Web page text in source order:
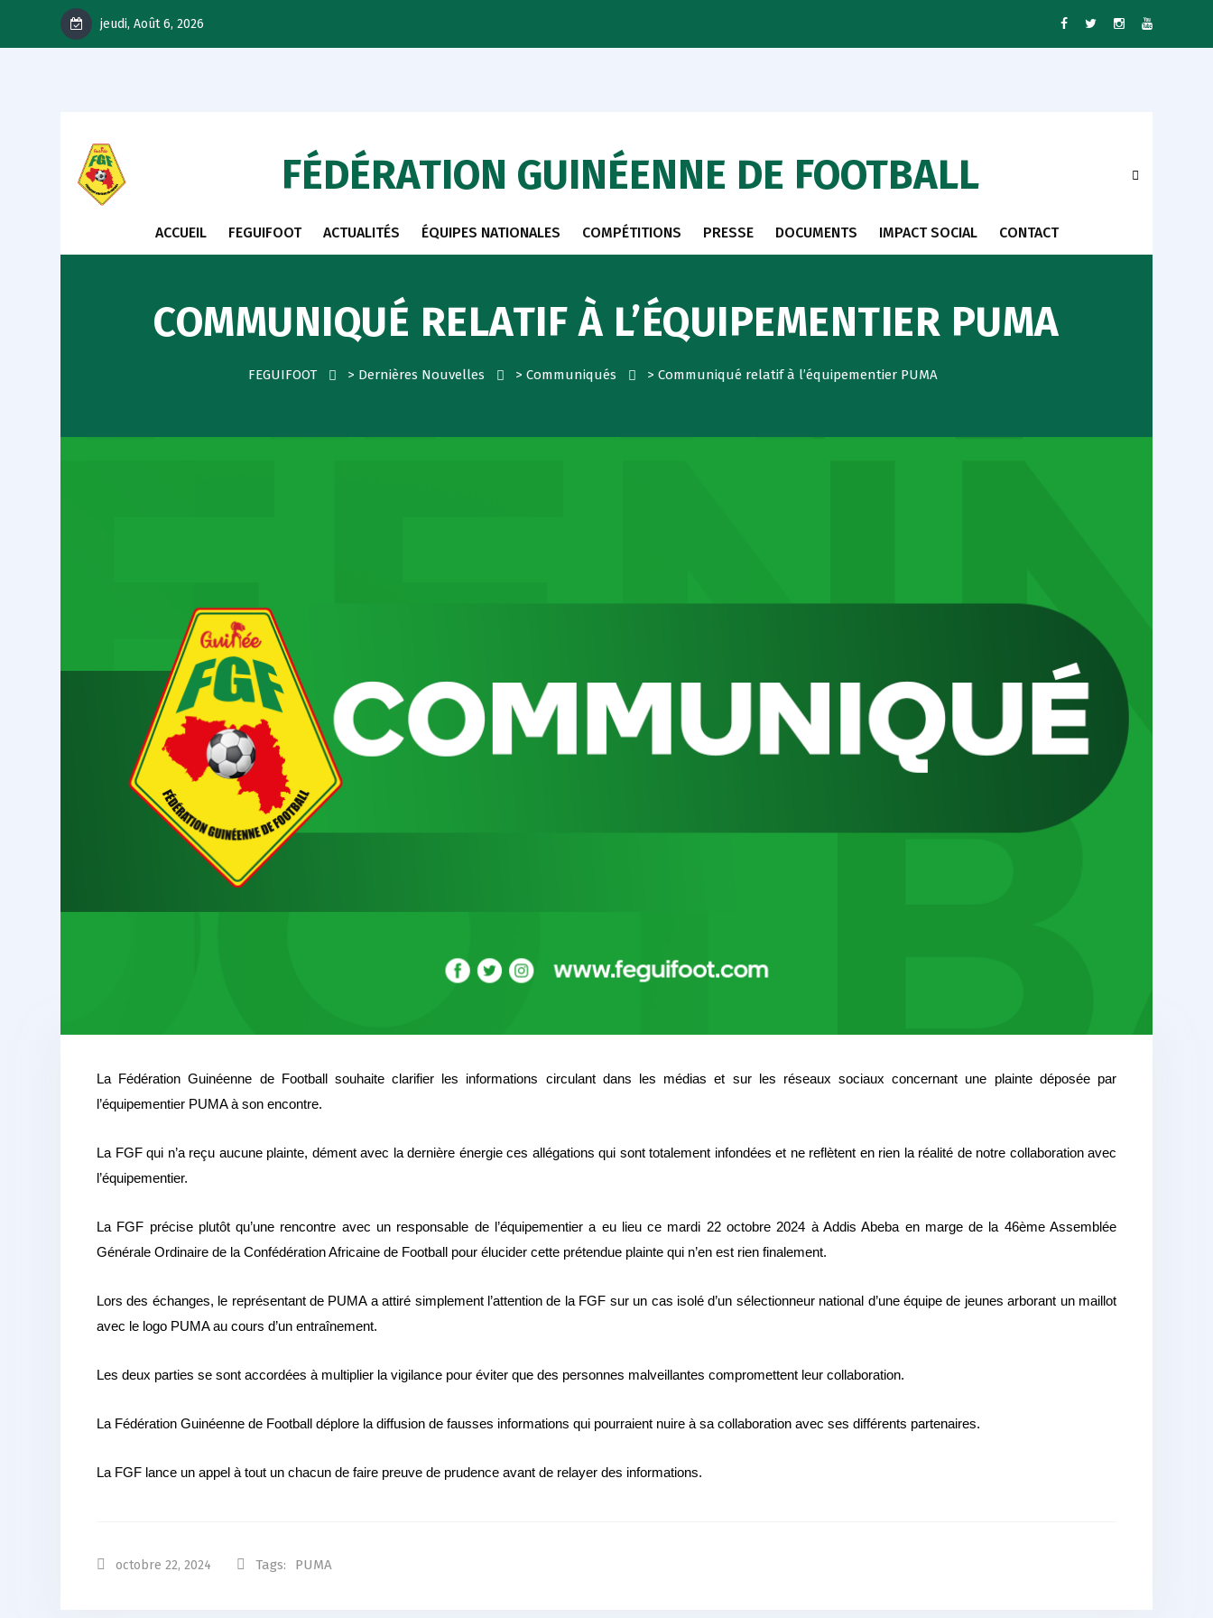
jeudi, Août 6, 2026
FÉDÉRATION GUINÉENNE DE FOOTBALL
ACCUEIL FEGUIFOOT ACTUALITÉS ÉQUIPES NATIONALES COMPÉTITIONS PRESSE DOCUMENTS IMPACT SOCIAL CONTACT
COMMUNIQUÉ RELATIF À L’ÉQUIPEMENTIER PUMA
FEGUIFOOT > Dernières Nouvelles > Communiqués > Communiqué relatif à l’équipementier PUMA
La Fédération Guinéenne de Football souhaite clarifier les informations circulant dans les médias et sur les réseaux sociaux concernant une plainte déposée par
l’équipementier PUMA à son encontre.
La FGF qui n’a reçu aucune plainte, dément avec la dernière énergie ces allégations qui sont totalement infondées et ne reflètent en rien la réalité de notre collaboration avec
l’équipementier.
La FGF précise plutôt qu’une rencontre avec un responsable de l’équipementier a eu lieu ce mardi 22 octobre 2024 à Addis Abeba en marge de la 46ème Assemblée
Générale Ordinaire de la Confédération Africaine de Football pour élucider cette prétendue plainte qui n’en est rien finalement.
Lors des échanges, le représentant de PUMA a attiré simplement l’attention de la FGF sur un cas isolé d’un sélectionneur national d’une équipe de jeunes arborant un maillot
avec le logo PUMA au cours d’un entraînement.
Les deux parties se sont accordées à multiplier la vigilance pour éviter que des personnes malveillantes compromettent leur collaboration.
La Fédération Guinéenne de Football déplore la diffusion de fausses informations qui pourraient nuire à sa collaboration avec ses différents partenaires.
La FGF lance un appel à tout un chacun de faire preuve de prudence avant de relayer des informations.
octobre 22, 2024 Tags: PUMA